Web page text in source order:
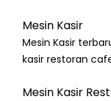
Mesin Kasir
Mesin Kasir
kasir restoran
Mesin Kasir